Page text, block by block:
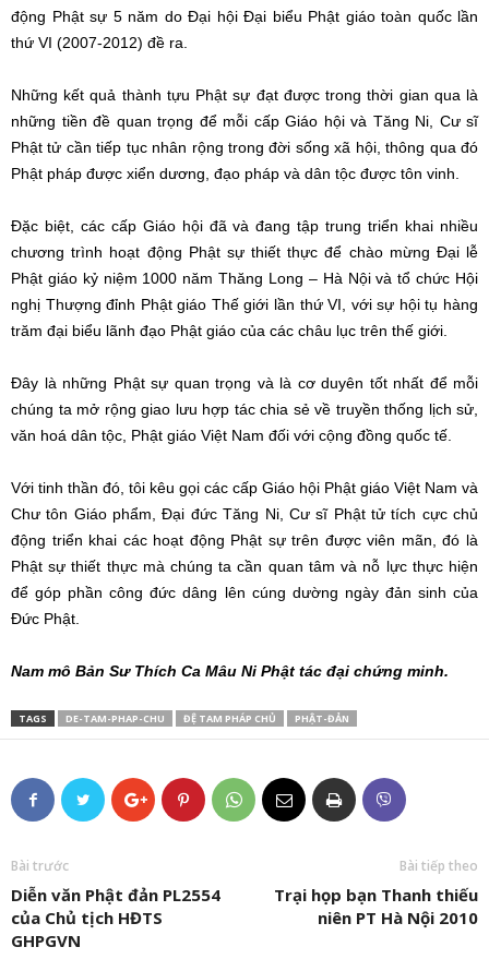
động Phật sự 5 năm do Đại hội Đại biểu Phật giáo toàn quốc lần
thứ VI (2007-2012) đề ra.
Những kết quả thành tựu Phật sự đạt được trong thời gian qua là
những tiền đề quan trọng để mỗi cấp Giáo hội và Tăng Ni, Cư sĩ
Phật tử cần tiếp tục nhân rộng trong đời sống xã hội, thông qua đó
Phật pháp được xiển dương, đạo pháp và dân tộc được tôn vinh.
Đặc biệt, các cấp Giáo hội đã và đang tập trung triển khai nhiều
chương trình hoạt động Phật sự thiết thực để chào mừng Đại lễ
Phật giáo kỷ niệm 1000 năm Thăng Long – Hà Nội và tổ chức Hội
nghị Thượng đỉnh Phật giáo Thế giới lần thứ VI, với sự hội tụ hàng
trăm đại biểu lãnh đạo Phật giáo của các châu lục trên thế giới.
Đây là những Phật sự quan trọng và là cơ duyên tốt nhất để mỗi
chúng ta mở rộng giao lưu hợp tác chia sẻ về truyền thống lịch sử,
văn hoá dân tộc, Phật giáo Việt Nam đối với cộng đồng quốc tế.
Với tinh thần đó, tôi kêu gọi các cấp Giáo hội Phật giáo Việt Nam và
Chư tôn Giáo phẩm, Đại đức Tăng Ni, Cư sĩ Phật tử tích cực chủ
động triển khai các hoạt động Phật sự trên được viên mãn, đó là
Phật sự thiết thực mà chúng ta cần quan tâm và nỗ lực thực hiện
để góp phần công đức dâng lên cúng dường ngày đản sinh của
Đức Phật.
Nam mô Bản Sư Thích Ca Mâu Ni Phật tác đại chứng minh.
TAGS DE-TAM-PHAP-CHU ĐỆ TAM PHÁP CHỦ PHẬT-ĐẢN
Bài trước
Diễn văn Phật đản PL2554
của Chủ tịch HĐTS
GHPGVN
Bài tiếp theo
Trại họp bạn Thanh thiếu
niên PT Hà Nội 2010